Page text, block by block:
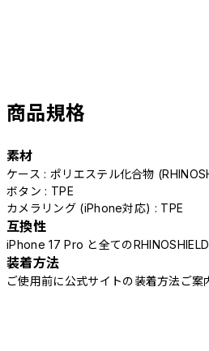
商品規格
素材
ケース : ポリエステル化合物
ボタン : TPE
カメラリング (iPhone対応) : TPE
互換性
iPhone 17 Pro と全ての
装着方法
ご使用前に公式サイトの装着方法ご